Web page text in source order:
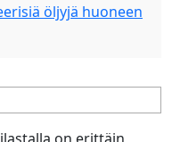
öljyjä huoneen